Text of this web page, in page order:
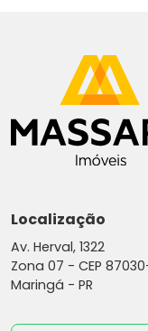
Localização
Av. Herval, 1322
Zona 07 - CEP
Maringá - PR